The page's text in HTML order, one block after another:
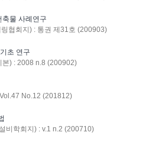
물 사례연구
협회지) : 통권 제31호 (200903)
초 연구
본) : 2008 n.8 (200902)
No.12 (201812)
비학회지) : v.1 n.2 (200710)